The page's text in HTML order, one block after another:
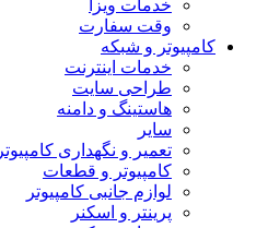
خدمات ویزا
وقت سفارت
کامپیوتر و شبکه
خدمات اینترنت
طراحی سایت
هاستینگ و دامنه
سایر
تعمیر و نگهداری کامپیوتر
کامپیوتر و قطعات
لوازم جانبی کامپیوتر
پرینتر و اسکنر